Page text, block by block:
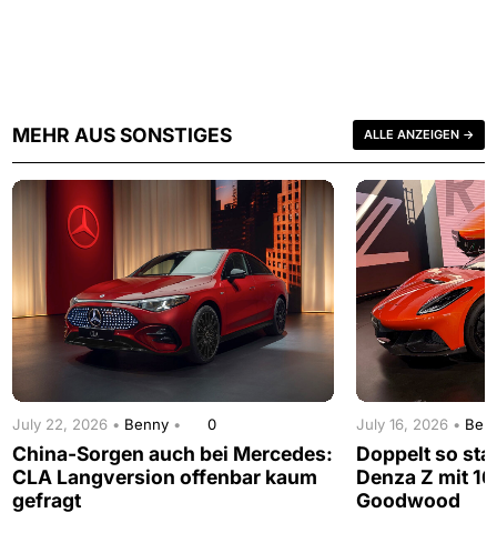
MEHR AUS SONSTIGES ALLE ANZEIGEN →
July 22, 2026 • Benny • 0
China-Sorgen auch bei Mercedes:
CLA Langversion offenbar kaum
gefragt
July 16, 2026 •
Doppelt so
Denza Z mit
Goodwood